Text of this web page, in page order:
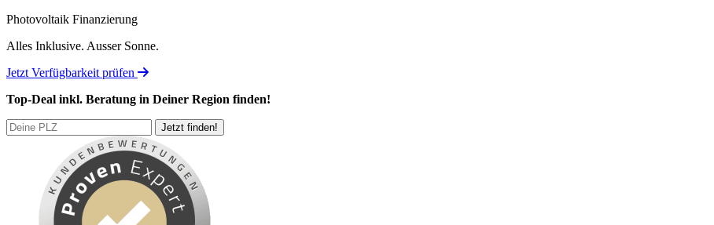
Photovoltaik Finanzierung
Alles Inklusive. Ausser Sonne.
Jetzt Verfügbarkeit prüfen
Top-Deal inkl. Beratung in Deiner Region finden!